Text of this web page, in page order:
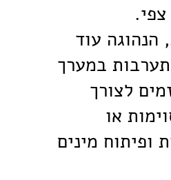
הנהוגה עוד
במערך
לצורך
או
ופיתוח מינים